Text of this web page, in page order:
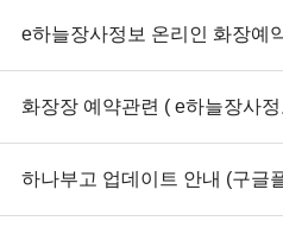
e하늘장사정보 온리인 화장예
화장장 예약관련 ( e하늘장사
하나부고 업데이트 안내 (구글